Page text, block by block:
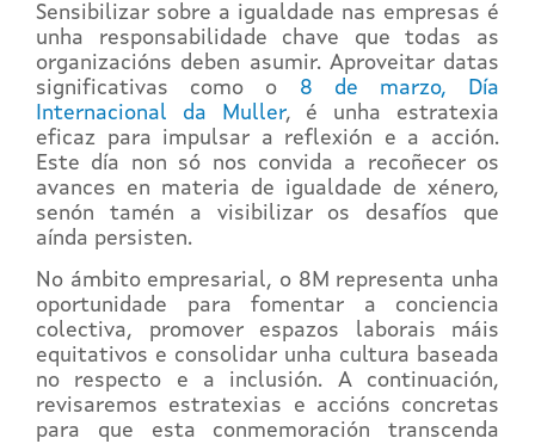
Sensibilizar sobre a igualdade nas empresas é
unha responsabilidade chave que todas as
organizacións deben asumir. Aproveitar datas
significativas como o 8 de marzo, Día
Internacional da Muller, é unha estratexia
eficaz para impulsar a reflexión e a acción.
Este día non só nos convida a recoñecer os
avances en materia de igualdade de xénero,
senón tamén a visibilizar os desafíos que
aínda persisten.
No ámbito empresarial, o 8M representa unha
oportunidade para fomentar a conciencia
colectiva, promover espazos laborais máis
equitativos e consolidar unha cultura baseada
no respecto e a inclusión. A continuación,
revisaremos estratexias e accións concretas
para que esta conmemoración transcenda